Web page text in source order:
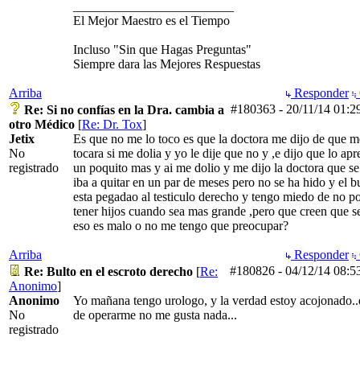
El Mejor Maestro es el Tiempo
Incluso "Sin que Hagas Preguntas"
Siempre dara las Mejores Respuestas
Arriba Responder
#180363 - 20/11/14
Re: Si no confías en la Dra. cambia a
otro Médico [Re: Dr. Tox]
Jetix
No
registrado
Es que no me lo toco es que la doctora me dijo de que
tocara si me dolia y yo le dije que no y ,e dijo que lo
un poquito mas y ai me dolio y me dijo la doctora que
iba a quitar en un par de meses pero no se ha hido y el
esta pegadao al testiculo derecho y tengo miedo de no
tener hijos cuando sea mas grande ,pero que creen que
eso es malo o no me tengo que preocupar?
Arriba Responder
#180826 - 04/12/14
Re: Bulto en el escroto derecho [Re:
Anonimo]
Anonimo
No
registrado
Yo mañana tengo urologo, y la verdad estoy
de operarme no me gusta nada...